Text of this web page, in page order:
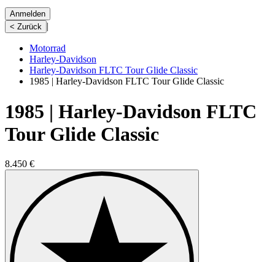
Anmelden
< Zurück |
Motorrad
Harley-Davidson
Harley-Davidson FLTC Tour Glide Classic
1985 | Harley-Davidson FLTC Tour Glide Classic
1985 | Harley-Davidson FLTC
Tour Glide Classic
8.450 €